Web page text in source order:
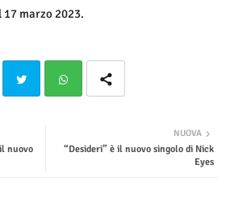
17 marzo 2023.
ter tsap
NUOVA
“Desideri” è il nuovo singolo di Nick
Eyes
nuovo